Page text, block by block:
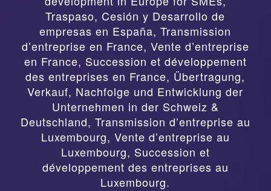
Traspaso, Cesión y Desarrollo de
empresas en España,Transmission
d’entreprise en France, Vente d’entreprise
en France, Succession et développement
des entreprises en France, Übertragung,
Verkauf, Nachfolge und Entwicklung der
Unternehmen in der Schweiz &
Deutschland, Transmission d’entreprise au
Luxembourg, Vente d’entreprise au
Luxembourg, Succession et
développement des entreprises au
Luxembourg.